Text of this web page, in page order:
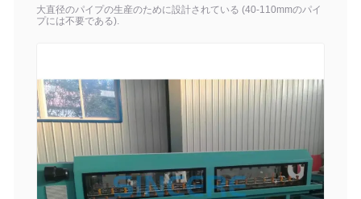
大直径のパイプの生産のために設計されている (40-110mmのパイ
プには不要である).